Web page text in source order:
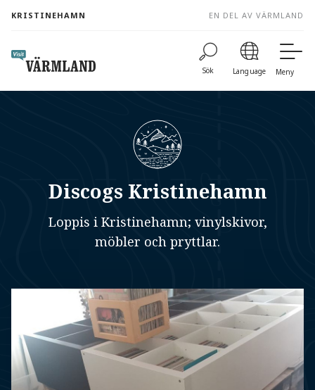
content
KRISTINEHAMN EN DEL AV VÄRMLAND
Sök Language Meny
Discogs Kristinehamn
Loppis i Kristinehamn; vinylskivor,
möbler och pryttlar.